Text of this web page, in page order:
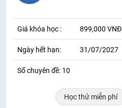
Giá khóa học : 899,000 VNĐ
Ngày hết hạn: 31/07/2027
Số chuyên đề: 10
Học thử miễn phí